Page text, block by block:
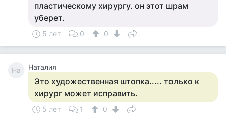
пластическому хирургу. он этот шрам
уберет.
5 лет 0 0
На Наталия
Это художественная штопка..... только к
хирург может исправить.
5 лет 1 0